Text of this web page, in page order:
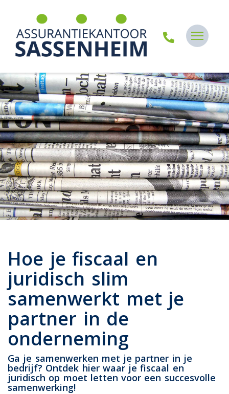
Hoe je fiscaal en
juridisch slim
samenwerkt met je
partner in de
onderneming
Ga je samenwerken met je partner in je
bedrijf? Ontdek hier waar je fiscaal en
juridisch op moet letten voor een succesvolle
samenwerking!